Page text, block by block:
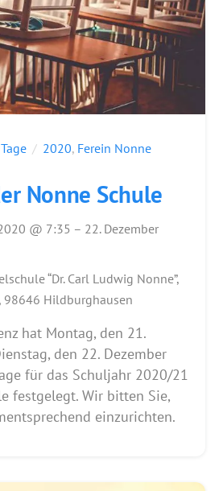
2020, Ferein Nonne
Nonne Schule
@ 7:35 – 22. Dezember
“Dr. Carl Ludwig Nonne”,
98646 Hildburghausen
hat Montag, den 21.
den 22. Dezember
für das Schuljahr 2020/21
festgelegt. Wir bitten Sie,
einzurichten.